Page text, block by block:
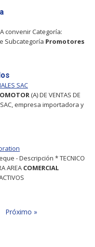
convenir Categoría:
Subcategoría Promotores
SAC
(A) DE VENTAS DE
SAC, empresa importadora y
- Descripción * TECNICO
AREA COMERCIAL
Próximo »